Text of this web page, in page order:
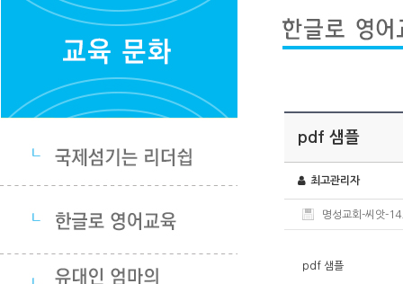
pdf 샘플
최고관리자
명성교회-씨앗-
pdf 샘플